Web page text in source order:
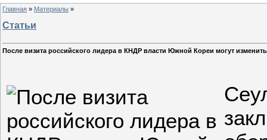
Главная » Материалы »
Статьи
После визита российского лидера в КНДР власти Южной Кореи могут